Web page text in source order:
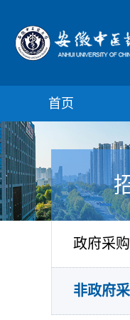
首页
政府采购
非政府